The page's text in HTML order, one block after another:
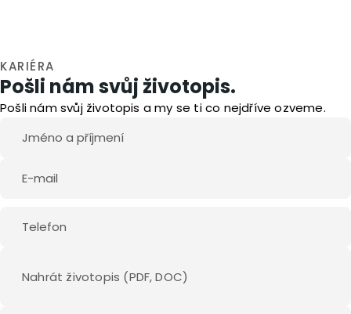
KARIÉRA
Pošli nám svůj životopis.
Pošli nám svůj životopis a my se ti co nejdříve ozveme.
Nahrát životopis (PDF, DOC)